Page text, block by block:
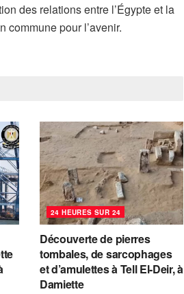
des relations entre l’Égypte et la
commune pour l’avenir.
24 HEURES SUR 24
Découverte de pierres
tombales, de sarcophages
et d’amulettes à Tell El-Deir, à
Damiette